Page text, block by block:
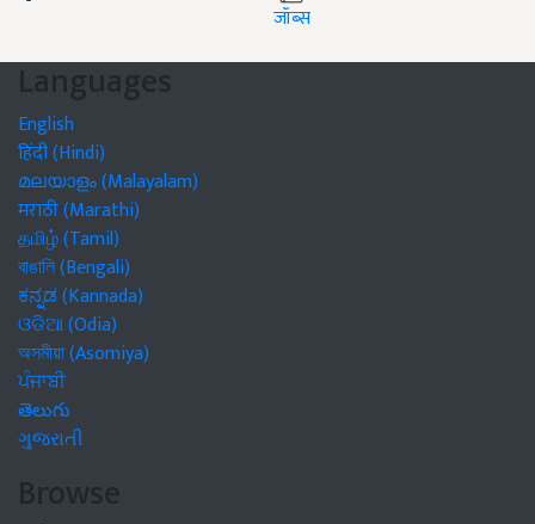
जॉब्स
Languages
English
हिंदी (Hindi)
മലയാളം (Malayalam)
मराठी (Marathi)
தமிழ் (Tamil)
বাঙালি (Bengali)
ಕನ್ನಡ (Kannada)
ଓଡିଆ (Odia)
অসমীয়া (Asomiya)
ਪੰਜਾਬੀ
తెలుగు
ગુજરાતી
Browse